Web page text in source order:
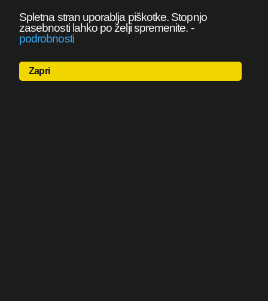
Spletna stran uporablja piškotke. Stopnjo
zasebnosti lahko po želji spremenite. -
podrobnosti
Zapri